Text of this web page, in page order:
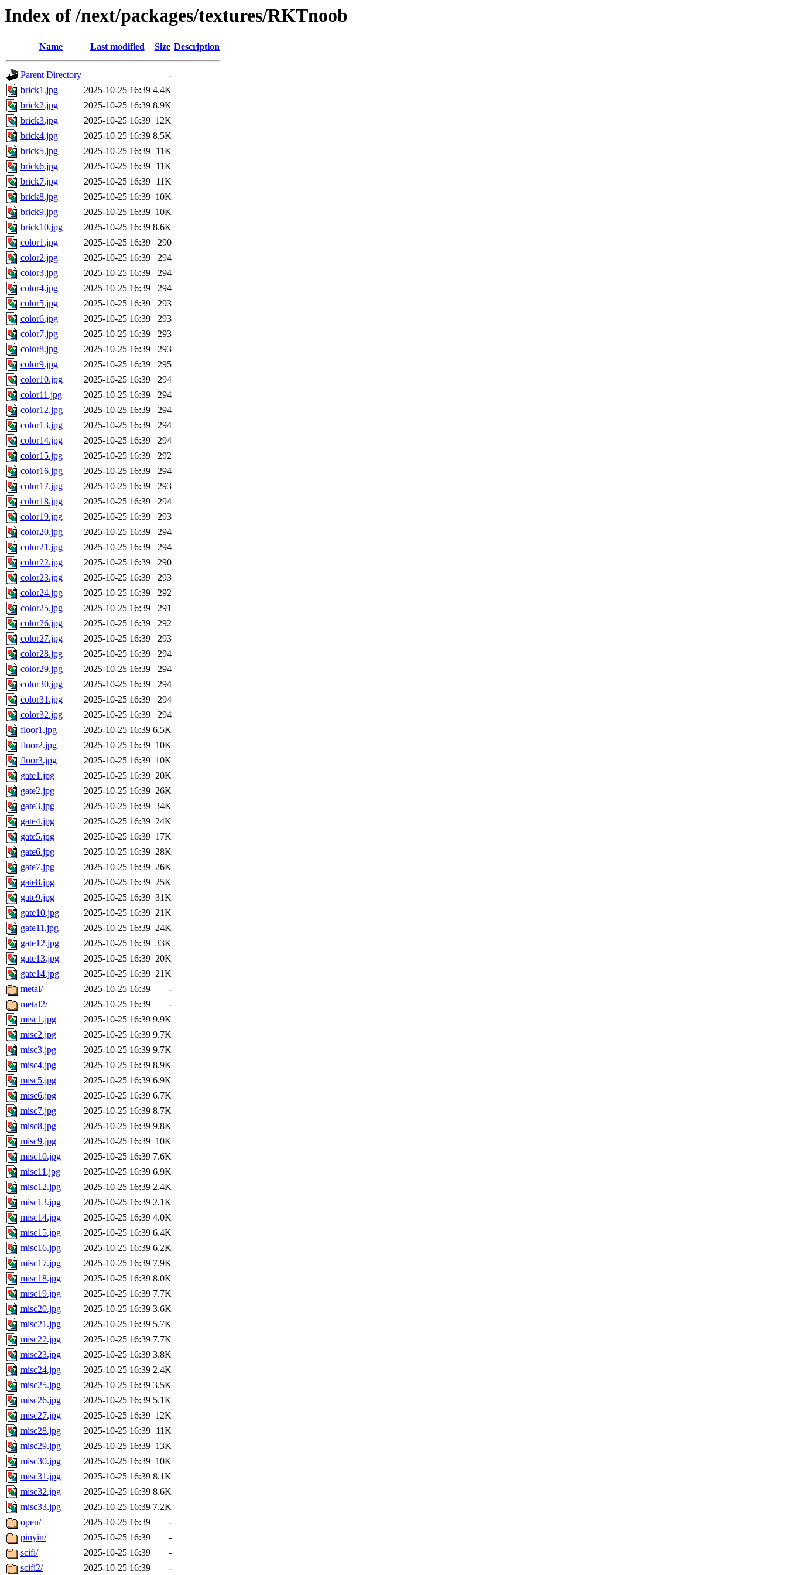
Index of /next/packages/textures/RKTnoob
Name Last modified Size Description
Parent Directory
-
brick1.jpg
2025-10-25 16:39 4.4K
brick2.jpg
2025-10-25 16:39 8.9K
brick3.jpg
2025-10-25 16:39 12K
brick4.jpg
2025-10-25 16:39 8.5K
brick5.jpg
2025-10-25 16:39 11K
brick6.jpg
2025-10-25 16:39 11K
brick7.jpg
2025-10-25 16:39 11K
brick8.jpg
2025-10-25 16:39 10K
brick9.jpg
2025-10-25 16:39 10K
brick10.jpg
2025-10-25 16:39 8.6K
color1.jpg
2025-10-25 16:39
290
color2.jpg
2025-10-25 16:39
294
color3.jpg
2025-10-25 16:39
294
color4.jpg
2025-10-25 16:39
294
color5.jpg
2025-10-25 16:39
293
color6.jpg
2025-10-25 16:39
293
color7.jpg
2025-10-25 16:39
293
color8.jpg
2025-10-25 16:39
293
color9.jpg
2025-10-25 16:39
295
color10.jpg
2025-10-25 16:39
294
color11.jpg
2025-10-25 16:39
294
color12.jpg
2025-10-25 16:39
294
color13.jpg
2025-10-25 16:39
294
color14.jpg
2025-10-25 16:39
294
color15.jpg
2025-10-25 16:39
292
color16.jpg
2025-10-25 16:39
294
color17.jpg
2025-10-25 16:39
293
color18.jpg
2025-10-25 16:39
294
color19.jpg
2025-10-25 16:39
293
color20.jpg
2025-10-25 16:39
294
color21.jpg
2025-10-25 16:39
294
color22.jpg
2025-10-25 16:39
290
color23.jpg
2025-10-25 16:39
293
color24.jpg
2025-10-25 16:39
292
color25.jpg
2025-10-25 16:39
291
color26.jpg
2025-10-25 16:39
292
color27.jpg
2025-10-25 16:39
293
color28.jpg
2025-10-25 16:39
294
color29.jpg
2025-10-25 16:39
294
color30.jpg
2025-10-25 16:39
294
color31.jpg
2025-10-25 16:39
294
color32.jpg
2025-10-25 16:39
294
floor1.jpg
2025-10-25 16:39 6.5K
floor2.jpg
2025-10-25 16:39 10K
floor3.jpg
2025-10-25 16:39 10K
gate1.jpg
2025-10-25 16:39 20K
gate2.jpg
2025-10-25 16:39 26K
gate3.jpg
2025-10-25 16:39 34K
gate4.jpg
2025-10-25 16:39 24K
gate5.jpg
2025-10-25 16:39 17K
gate6.jpg
2025-10-25 16:39 28K
gate7.jpg
2025-10-25 16:39 26K
gate8.jpg
2025-10-25 16:39 25K
gate9.jpg
2025-10-25 16:39 31K
gate10.jpg
2025-10-25 16:39 21K
gate11.jpg
2025-10-25 16:39 24K
gate12.jpg
2025-10-25 16:39 33K
gate13.jpg
2025-10-25 16:39 20K
gate14.jpg
2025-10-25 16:39 21K
metal/
2025-10-25 16:39
-
metal2/
2025-10-25 16:39
-
misc1.jpg
2025-10-25 16:39 9.9K
misc2.jpg
2025-10-25 16:39 9.7K
misc3.jpg
2025-10-25 16:39 9.7K
misc4.jpg
2025-10-25 16:39 8.9K
misc5.jpg
2025-10-25 16:39 6.9K
misc6.jpg
2025-10-25 16:39 6.7K
misc7.jpg
2025-10-25 16:39 8.7K
misc8.jpg
2025-10-25 16:39 9.8K
misc9.jpg
2025-10-25 16:39 10K
misc10.jpg
2025-10-25 16:39 7.6K
misc11.jpg
2025-10-25 16:39 6.9K
misc12.jpg
2025-10-25 16:39 2.4K
misc13.jpg
2025-10-25 16:39 2.1K
misc14.jpg
2025-10-25 16:39 4.0K
misc15.jpg
2025-10-25 16:39 6.4K
misc16.jpg
2025-10-25 16:39 6.2K
misc17.jpg
2025-10-25 16:39 7.9K
misc18.jpg
2025-10-25 16:39 8.0K
misc19.jpg
2025-10-25 16:39 7.7K
misc20.jpg
2025-10-25 16:39 3.6K
misc21.jpg
2025-10-25 16:39 5.7K
misc22.jpg
2025-10-25 16:39 7.7K
misc23.jpg
2025-10-25 16:39 3.8K
misc24.jpg
2025-10-25 16:39 2.4K
misc25.jpg
2025-10-25 16:39 3.5K
misc26.jpg
2025-10-25 16:39 5.1K
misc27.jpg
2025-10-25 16:39 12K
misc28.jpg
2025-10-25 16:39 11K
misc29.jpg
2025-10-25 16:39 13K
misc30.jpg
2025-10-25 16:39 10K
misc31.jpg
2025-10-25 16:39 8.1K
misc32.jpg
2025-10-25 16:39 8.6K
misc33.jpg
2025-10-25 16:39 7.2K
open/
2025-10-25 16:39
-
pinyin/
2025-10-25 16:39
-
scifi/
2025-10-25 16:39
-
scifi2/
2025-10-25 16:39 -